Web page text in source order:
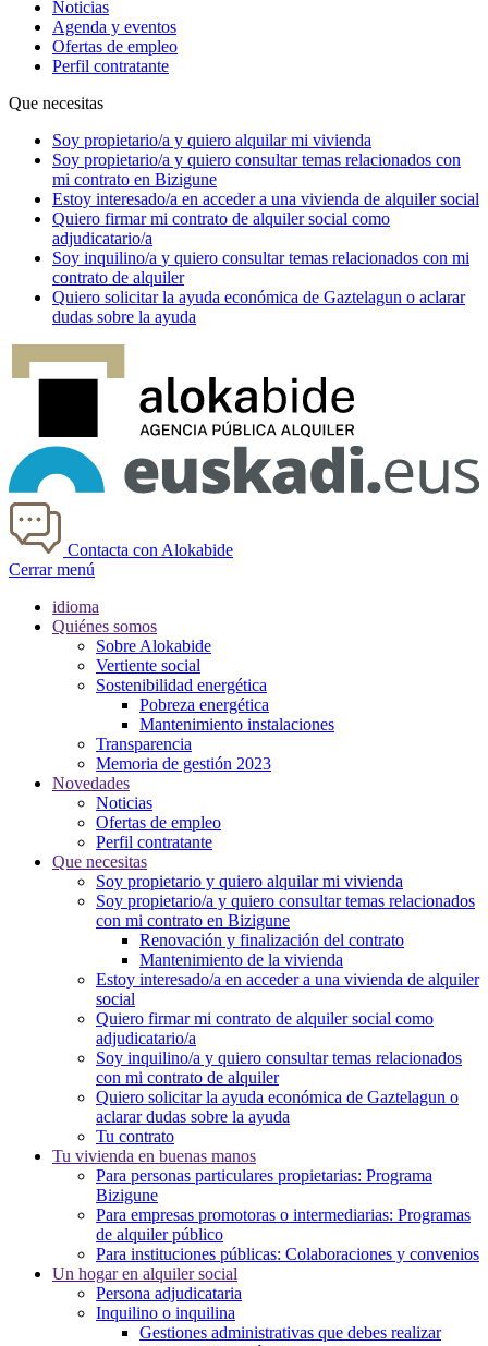
Noticias
Agenda y eventos
Ofertas de empleo
Perfil contratante
Que necesitas
Soy propietario/a y quiero alquilar mi vivienda
Soy propietario/a y quiero consultar temas relacionados con
mi contrato en Bizigune
Estoy interesado/a en acceder a una vivienda de alquiler social
Quiero firmar mi contrato de alquiler social como
adjudicatario/a
Soy inquilino/a y quiero consultar temas relacionados con mi
contrato de alquiler
Quiero solicitar la ayuda económica de Gaztelagun o aclarar
dudas sobre la ayuda
Contacta con Alokabide
Cerrar menú
idioma
Quiénes somos
Sobre Alokabide
Vertiente social
Sostenibilidad energética
Pobreza energética
Mantenimiento instalaciones
Transparencia
Memoria de gestión 2023
Novedades
Noticias
Ofertas de empleo
Perfil contratante
Que necesitas
Soy propietario y quiero alquilar mi vivienda
Soy propietario/a y quiero consultar temas relacionados
con mi contrato en Bizigune
Renovación y finalización del contrato
Mantenimiento de la vivienda
Estoy interesado/a en acceder a una vivienda de alquiler
social
Quiero firmar mi contrato de alquiler social como
adjudicatario/a
Soy inquilino/a y quiero consultar temas relacionados
con mi contrato de alquiler
Quiero solicitar la ayuda económica de Gaztelagun o
aclarar dudas sobre la ayuda
Tu contrato
Tu vivienda en buenas manos
Para personas particulares propietarias: Programa
Bizigune
Para empresas promotoras o intermediarias: Programas
de alquiler público
Para instituciones públicas: Colaboraciones y convenios
Un hogar en alquiler social
Persona adjudicataria
Inquilino o inquilina
Gestiones administrativas que debes realizar